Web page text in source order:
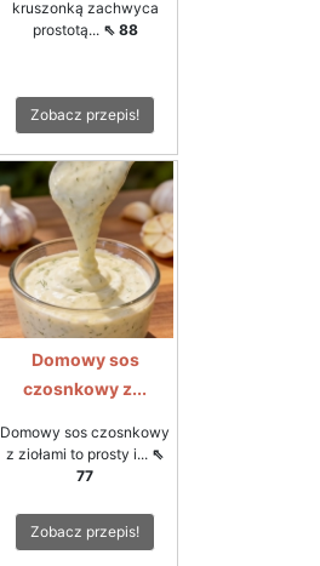
kruszonką zachwyca
prostotą... ⇖ 88
Zobacz przepis!
Domowy sos
czosnkowy z...
Domowy sos czosnkowy
z ziołami to prosty i... ⇖
77
Zobacz przepis!